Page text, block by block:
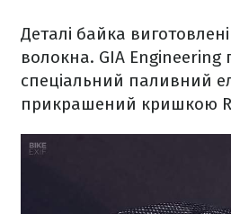
Деталі байка
волокна. GIA Engineering
спеціальний паливний
прикрашений кришкою